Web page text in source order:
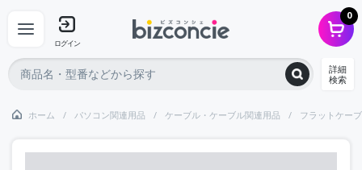
ログイン
0
詳細
検索
ホーム パソコン関連用品 ケーブル・ケーブル関連用品 フラットケー